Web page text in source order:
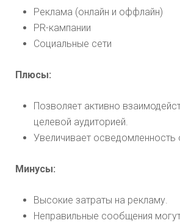
Реклама (онлайн и оффлайн)
PR-кампании
Социальные сети
Плюсы:
Позволяет активно
целевой аудиторией.
Увеличивает осведомленность
Минусы:
Высокие затраты на рекламу.
Неправильные сообщения